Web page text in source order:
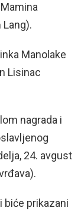
Manolake
Lisinac
nagrada i
24. avgust
biće prikazani